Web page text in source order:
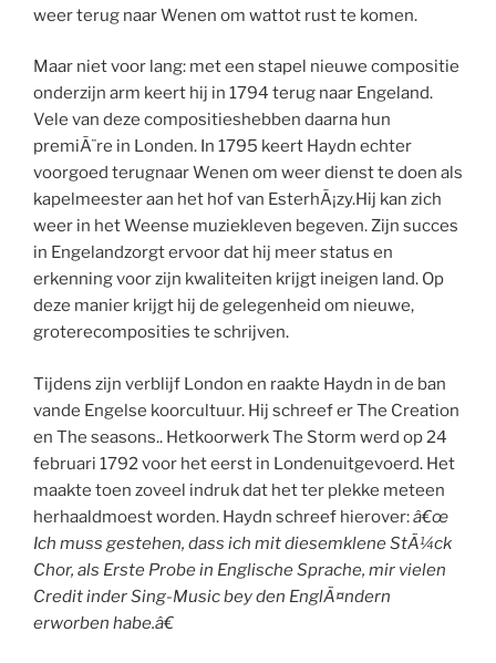
weer terug naar Wenen om wattot rust te komen.
Maar niet voor lang: met een stapel nieuwe compositie
onderzijn arm keert hij in 1794 terug naar Engeland.
Vele van deze compositieshebben daarna hun
premiÃ¨re in Londen. In 1795 keert Haydn echter
voorgoed terugnaar Wenen om weer dienst te doen als
kapelmeester aan het hof van EsterhÃ¡zy.Hij kan zich
weer in het Weense muziekleven begeven. Zijn succes
in Engelandzorgt ervoor dat hij meer status en
erkenning voor zijn kwaliteiten krijgt ineigen land. Op
deze manier krijgt hij de gelegenheid om nieuwe,
groterecomposities te schrijven.
Tijdens zijn verblijf London en raakte Haydn in de ban
vande Engelse koorcultuur. Hij schreef er The Creation
en The seasons.. Hetkoorwerk The Storm werd op 24
februari 1792 voor het eerst in Londenuitgevoerd. Het
maakte toen zoveel indruk dat het ter plekke meteen
herhaaldmoest worden. Haydn schreef hierover:â€œ
Ich muss gestehen, dass ich mit diesemklene StÃ¼ck
Chor, als Erste Probe in Englische Sprache, mir vielen
Credit inder Sing-Music bey den EnglÃ¤ndern
erworben habe.â€